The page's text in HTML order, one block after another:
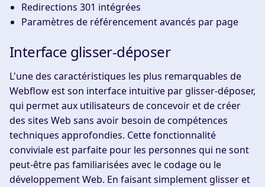
Redirections 301 intégrées
Paramètres de référencement avancés par page
Interface glisser-déposer
L'une des caractéristiques les plus remarquables de
Webflow est son interface intuitive par glisser-déposer,
qui permet aux utilisateurs de concevoir et de créer
des sites Web sans avoir besoin de compétences
techniques approfondies. Cette fonctionnalité
conviviale est parfaite pour les personnes qui ne sont
peut-être pas familiarisées avec le codage ou le
développement Web. En faisant simplement glisser et